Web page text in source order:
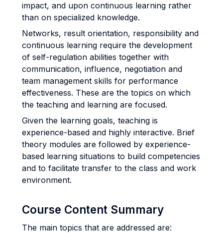
impact, and upon continuous learning rather
than on specialized knowledge.
Networks, result orientation, responsibility and
continuous learning require the development
of self-regulation abilities together with
communication, influence, negotiation and
team management skills for performance
effectiveness. These are the topics on which
the teaching and learning are focused.
Given the learning goals, teaching is
experience-based and highly interactive. Brief
theory modules are followed by experience-
based learning situations to build competencies
and to facilitate transfer to the class and work
environment.
Course Content Summary
The main topics that are addressed are: